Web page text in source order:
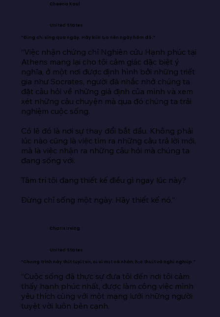
Cheena Kaul
United States
“Đừng chỉ sống qua ngày. Hãy kiến tạo nên ngày hôm đó.”
“Việc nhận chứng chỉ Nghiên cứu Hạnh phúc tại
Athens mang lại cho tôi cảm giác đặc biệt ý
nghĩa, ở một nơi được định hình bởi những triết
gia như Socrates, người đã nhắc nhở chúng ta
đặt câu hỏi về những giả định của mình và xem
xét những câu chuyện mà qua đó chúng ta trải
nghiệm cuộc sống.
Có lẽ đó là nơi sự thay đổi bắt đầu. Không phải
lúc nào cũng là việc tìm ra những câu trả lời mới,
mà là việc nhận ra những câu hỏi mà chúng ta
đang sống với.
Tâm trí tôi đang thiết kế điều gì ngay lúc này?
Đừng chỉ sống một ngày. Hãy thiết kế nó.”
Charis Irving
United States
“Chương trình này thật tuyệt vời, cả về mặt cá nhân, học thuật và nghề nghiệp.”
“Cuộc sống đã thực sự đưa tôi đến nơi tôi cảm
thấy hạnh phúc nhất, được làm công việc mình
yêu thích cùng với một mạng lưới những người
tuyệt vời luôn bên cạnh.